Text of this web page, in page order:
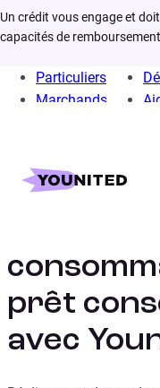
Un crédit vous engage et
capacités de
Particuliers
Marchands
Home
prêt
avec